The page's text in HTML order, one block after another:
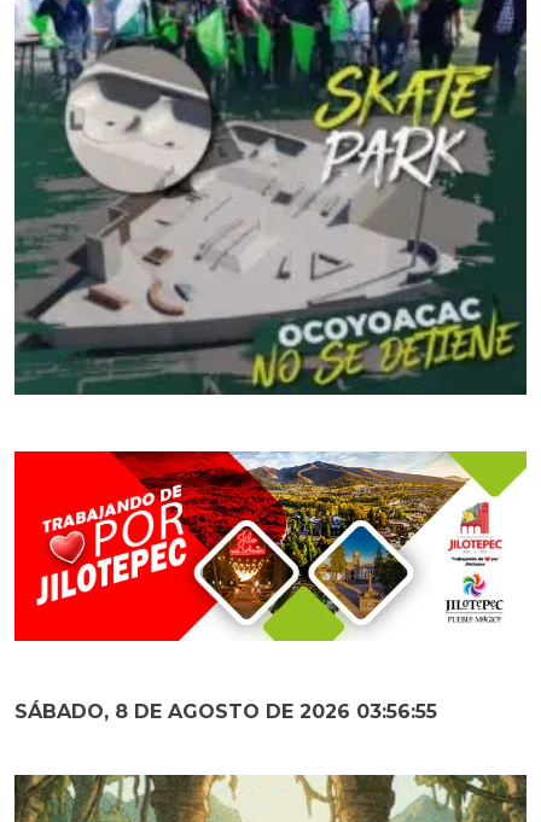
SÁBADO, 8 DE AGOSTO DE 2026 03:56:56